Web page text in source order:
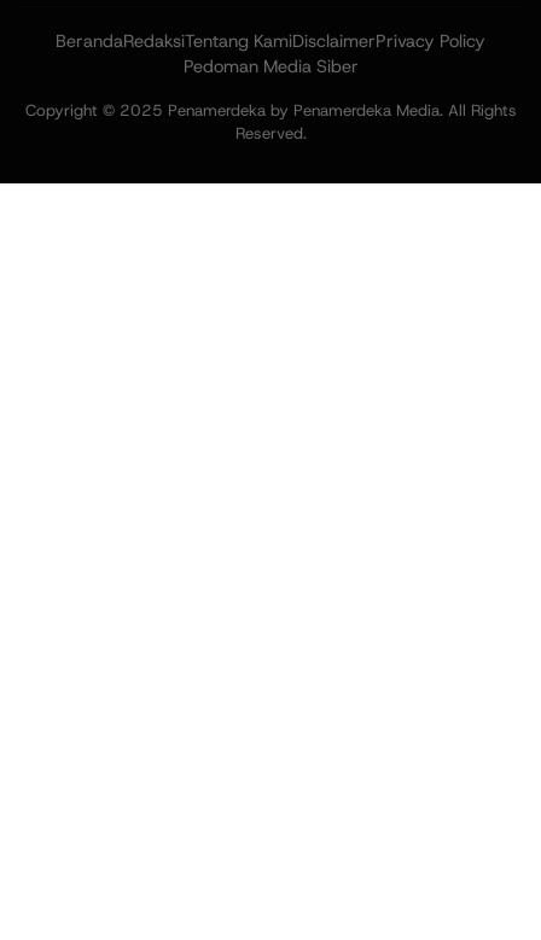
BerandaRedaksiTentang KamiDisclaimerPrivacy Policy
Pedoman Media Siber
Copyright © 2025 Penamerdeka by Penamerdeka Media. All Rights
Reserved.